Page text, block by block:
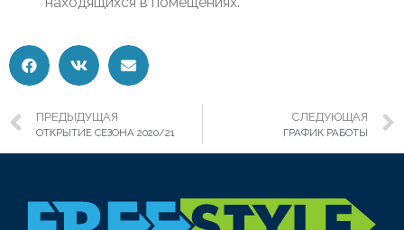
ПРЕДЫДУЩАЯ
ОТКРЫТИЕ СЕЗОНА 2020/21
СЛЕДУЮЩАЯ
ГРАФИК РАБОТЫ